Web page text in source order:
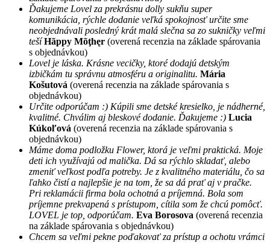
Ďakujeme Lovel za prekrásnu dolly sukňu super
komunikácia, rýchle dodanie veľká spokojnosť určite sme
neobjednávali posledný krát malá slečna sa zo sukničky veľmi
tešíHãppy Mõţhęr (overená recenzia na základe spárovania
s objednávkou)
Lovel je láska. Krásne vecičky, ktoré dodajú detským
izbičkám tu správnu atmosféru a originalitu. Mária
Košutová (overená recenzia na základe spárovania s
objednávkou)
Určite odporúčam :) Kúpili sme detské kresielko, je nádherné,
kvalitné. Chválim aj bleskové dodanie. Ďakujeme :) Lucia
Kúkoľová (overená recenzia na základe spárovania s
objednávkou)
Máme doma podložku Flower, ktorá je veľmi praktická. Moje
deti ich využívajú od malička. Dá sa rýchlo skladať, alebo
zmeniť veľkost podľa potreby. Je z kvalitného materiálu, čo sa
ľahko čistí a najlepšie je na tom, že sa dá prať aj v pračke.
Pri reklamácii firma bola ochotná a príjemná. Bola som
príjemne prekvapená s prístupom, cítila som že chcú pomôcť.
LOVEL je top, odporúčam. Eva Borosova (overená recenzia
na základe spárovania s objednávkou)
Chcem sa veľmi pekne poďakovať za prístup a ochotu vrámci